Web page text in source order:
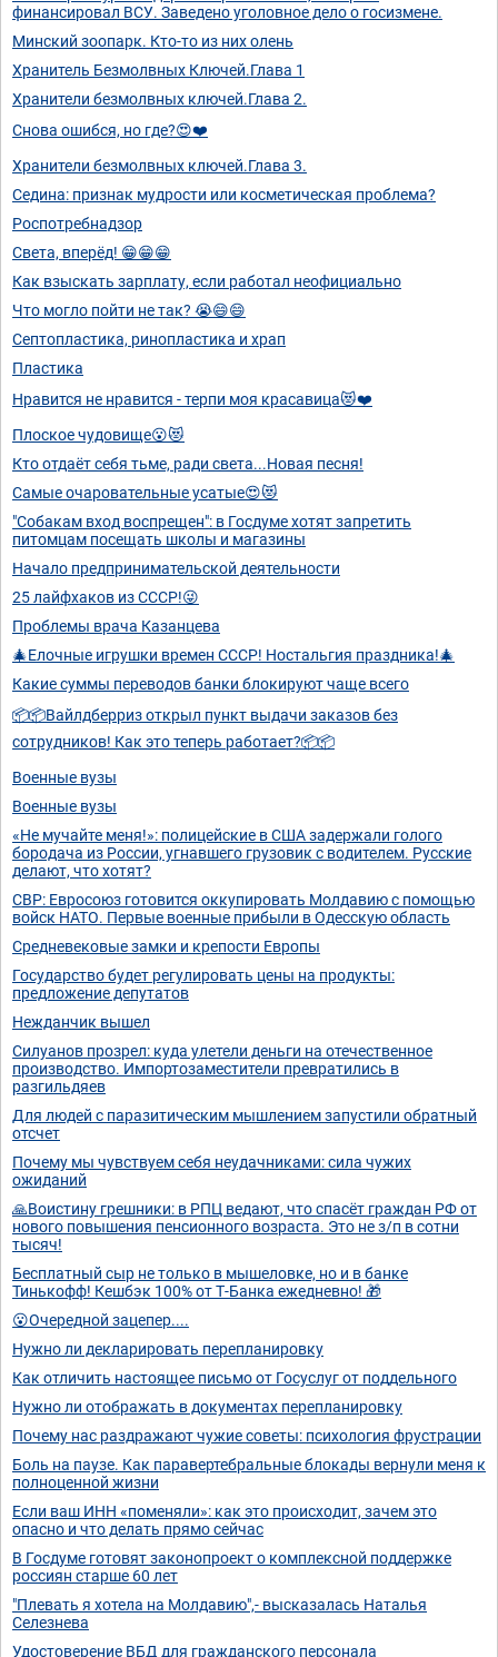
финансировал ВСУ. Заведено уголовное дело о госизмене.
Минский зоопарк. Кто-то из них олень
Хранитель Безмолвных Ключей.Глава 1
Хранители безмолвных ключей.Глава 2.
Снова ошибся, но где?😍❤️
Хранители безмолвных ключей.Глава 3.
Седина: признак мудрости или косметическая проблема?
Роспотребнадзор
Света, вперёд! 😁😁😁
Как взыскать зарплату, если работал неофициально
Что могло пойти не так? 😭😄😄
Септопластика, ринопластика и храп
Пластика
Нравится не нравится - терпи моя красавица😻❤️
Плоское чудовище😮😻
Кто отдаёт себя тьме, ради света...Новая песня!
Самые очаровательные усатые😍😻
"Собакам вход воспрещен": в Госдуме хотят запретить
питомцам посещать школы и магазины
Начало предпринимательской деятельности
25 лайфхаков из СССР!😜
Проблемы врача Казанцева
🎄Елочные игрушки времен СССР! Ностальгия праздника!🎄
Какие суммы переводов банки блокируют чаще всего
📦📦Вайлдберриз открыл пункт выдачи заказов без
сотрудников! Как это теперь работает?📦📦
Военные вузы
Военные вузы
«Не мучайте меня!»: полицейские в США задержали голого
бородача из России, угнавшего грузовик с водителем. Русские
делают, что хотят?
СВР: Евросоюз готовится оккупировать Молдавию с помощью
войск НАТО. Первые военные прибыли в Одесскую область
Средневековые замки и крепости Европы
Государство будет регулировать цены на продукты:
предложение депутатов
Нежданчик вышел
Силуанов прозрел: куда улетели деньги на отечественное
производство. Импортозаместители превратились в
разгильдяев
Для людей с паразитическим мышлением запустили обратный
отсчет
Почему мы чувствуем себя неудачниками: сила чужих
ожиданий
🙏Воистину грешники: в РПЦ ведают, что спасёт граждан РФ от
нового повышения пенсионного возраста. Это не з/п в сотни
тысяч!
Бесплатный сыр не только в мышеловке, но и в банке
Тинькофф! Кешбэк 100% от Т-Банка ежедневно! 🎁
😮Очередной зацепер....
Нужно ли декларировать перепланировку
Как отличить настоящее письмо от Госуслуг от поддельного
Нужно ли отображать в документах перепланировку
Почему нас раздражают чужие советы: психология фрустрации
Боль на паузе. Как паравертебральные блокады вернули меня к
полноценной жизни
Если ваш ИНН «поменяли»: как это происходит, зачем это
опасно и что делать прямо сейчас
В Госдуме готовят законопроект о комплексной поддержке
россиян старше 60 лет
"Плевать я хотела на Молдавию",- высказалась Наталья
Селезнева
Удостоверение ВБД для гражданского персонала